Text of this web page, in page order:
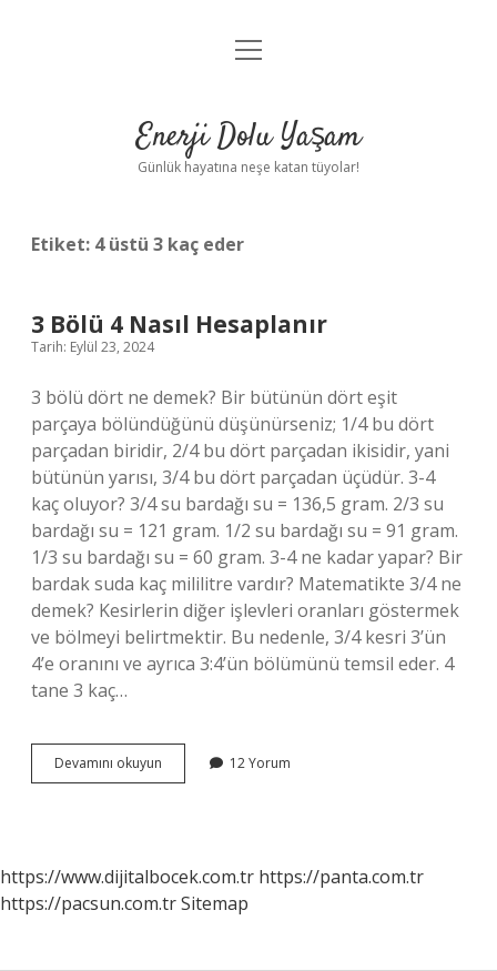
Anasayfa
Yasal Uyarı
menüyü
Enerji Dolu Yaşam
Günlük hayatına neşe katan tüyolar!
Etiket: 4 üstü 3 kaç eder
3 Bölü 4 Nasıl Hesaplanır
Tarih: Eylül 23, 2024
3 bölü dört ne demek? Bir bütünün dört eşit
parçaya bölündüğünü düşünürseniz; 1/4 bu dört
parçadan biridir, 2/4 bu dört parçadan ikisidir, yani
bütünün yarısı, 3/4 bu dört parçadan üçüdür. 3-4
kaç oluyor? 3/4 su bardağı su = 136,5 gram. 2/3 su
bardağı su = 121 gram. 1/2 su bardağı su = 91 gram.
1/3 su bardağı su = 60 gram. 3-4 ne kadar yapar? Bir
bardak suda kaç mililitre vardır? Matematikte 3/4 ne
demek? Kesirlerin diğer işlevleri oranları göstermek
ve bölmeyi belirtmektir. Bu nedenle, 3/4 kesri 3’ün
4’e oranını ve ayrıca 3:4’ün bölümünü temsil eder. 4
tane 3 kaç…
Devamını okuyun
Bölü
12 Yorum
https://www.dijitalbocek.com.tr https://panta.com.tr
https://pacsun.com.trSitemap